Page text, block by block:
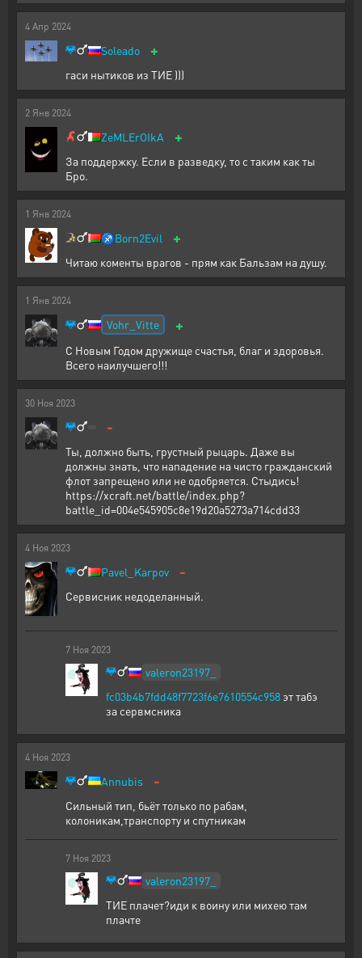
4 Апр 2024
Soleado +
гаси нытиков из ТИЕ )))
2 Янв 2024
ZeMLErOIkA +
За поддержку. Если в разведку, то с таким как ты
Бро.
1 Янв 2024
♐Born2Evil +
Читаю коменты врагов - прям как Бальзам на душу.
1 Янв 2024
Vohr_Vitte +
С Новым Годом дружище счастья, благ и здоровья.
Всего наилучшего!!!
30 Ноя 2023
-
Ты, должно быть, грустный рыцарь. Даже вы
должны знать, что нападение на чисто гражданский
флот запрещено или не одобряется. Стыдись!
https://xcraft.net/battle/index.php?
battle_id=004e545905c8e19d20a5273a714cdd33
4 Ноя 2023
Pavel_Karpov -
Сервисник недоделанный.
7 Ноя 2023
valeron23197_
fc03b4b7fdd48f7723f6e7610554c958 эт табэ
за сервмсника
4 Ноя 2023
Annubis -
Сильный тип, бьёт только по рабам,
колоникам,транспорту и спутникам
7 Ноя 2023
valeron23197_
ТИЕ плачет?иди к воину или михею там
плачте